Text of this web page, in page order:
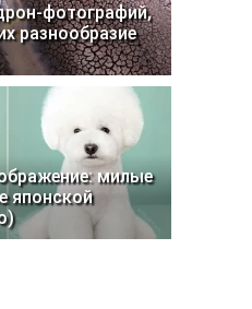
фотографий,
разнообразие
милые
японской